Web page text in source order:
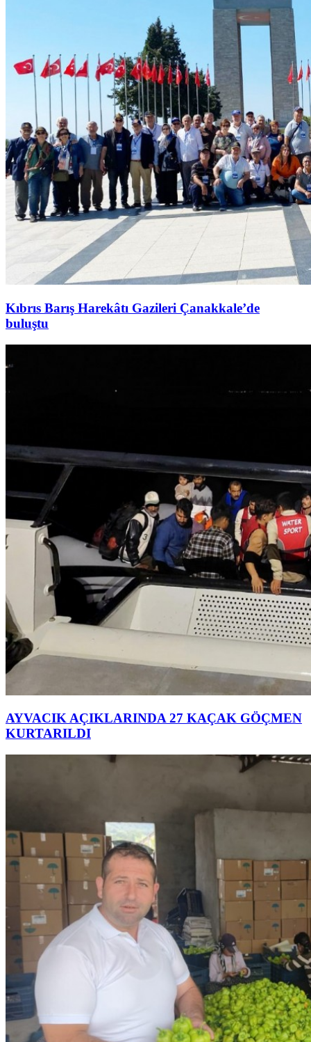
Kıbrıs Barış Harekâtı Gazileri Çanakkale’de
buluştu
AYVACIK AÇIKLARINDA 27 KAÇAK GÖÇMEN
KURTARILDI